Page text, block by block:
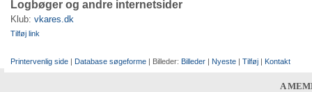
Logbøger og andre internetsider
Klub: vkares.dk
Tilføj link
Printervenlig side | Database søgeforme | Billeder: Billeder | Nyeste | Tilføj | Kontakt
A